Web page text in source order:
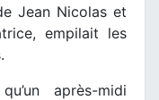
Jean Nicolas et
empilait les
après-midi